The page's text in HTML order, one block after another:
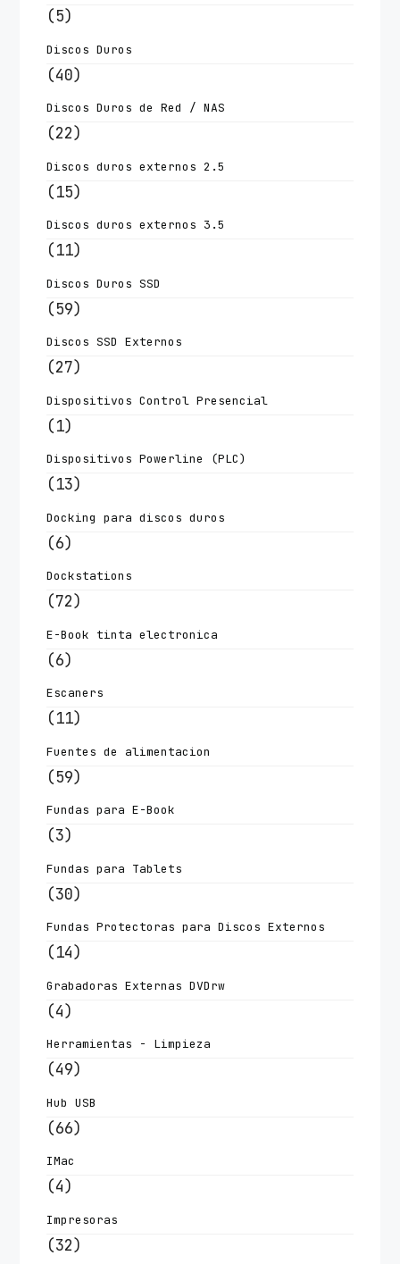
(5)
Discos Duros
(40)
Discos Duros de Red / NAS
(22)
Discos duros externos 2.5
(15)
Discos duros externos 3.5
(11)
Discos Duros SSD
(59)
Discos SSD Externos
(27)
Dispositivos Control Presencial
(1)
Dispositivos Powerline (PLC)
(13)
Docking para discos duros
(6)
Dockstations
(72)
E-Book tinta electronica
(6)
Escaners
(11)
Fuentes de alimentacion
(59)
Fundas para E-Book
(3)
Fundas para Tablets
(30)
Fundas Protectoras para Discos Externos
(14)
Grabadoras Externas DVDrw
(4)
Herramientas - Limpieza
(49)
Hub USB
(66)
IMac
(4)
Impresoras
(32)